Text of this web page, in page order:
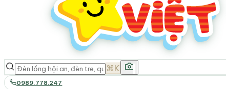
⌘K
0989.778.247